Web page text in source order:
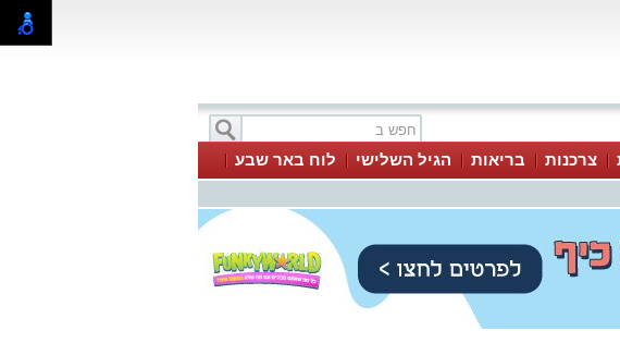
צרכנות בריאות הגיל השלישי
לוח באר שבע